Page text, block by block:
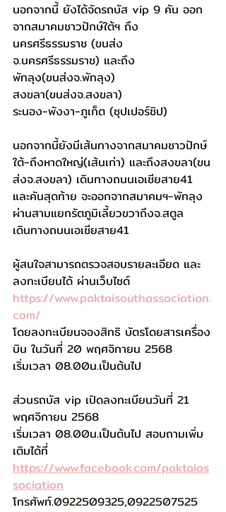
นอกจากนี้ ยังได้จัดรถบัส vip 9 คัน ออก
จากสมาคมชาวปักษ์ใต้ฯ ถึง
นครศรีธรรมราช (ขนส่ง
จ.นครศรีธรรมราช) และถึง
พัทลุง(ขนส่งจ.พัทลุง)
สงขลา(ขนส่งจ.สงขลา)
ระนอง-พังงา-ภูเก็ต (ซุปเปอร์ชิป)
นอกจากนี้ยังมีเส้นทางจากสมาคมชาวปักษ์
ใต้-ถึงหาดใหญ่(เส้นเก่า) และถึงสงขลา(ขน
ส่งจ.สงขลา) เดินทางถนนเอเชียสาย41
และคันสุดท้าย จะออกจากสมาคมฯ-พัทลุง
ผ่านสามแยกรัตภูมิเลี้ยวขวาถึงจ.สตูล
เดินทางถนนเอเชียสาย41
ผู้สนใจสามารถตรวจสอบรายละเอียด และ
ลงทะเบียนได้ ผ่านเว็บไซด์
https://www.paktaisouthassociation.
com/
โดยลงทะเบียนจองสิทธิ บัตรโดยสารเครื่อง
บิน ในวันที่ 20 พฤศจิกายน 2568
เริ่มเวลา 08.00น.เป็นต้นไป
ส่วนรถบัส vip เปิดลงทะเบียนวันที่ 21
พฤศจิกายน 2568
เริ่มเวลา 08.00น.เป็นต้นไป สอบถามเพิ่ม
เติมได้ที่
https://www.facebook.com/paktaias
sociation
โทรศัพท์.0922509325,0922507525